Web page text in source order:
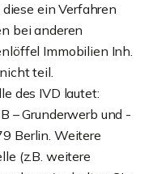
ein Verfahren
bei anderen
Immobilien Inh.
teil.
des IVD lautet:
– Grunderwerb und -
Berlin. Weitere
(z.B. weitere